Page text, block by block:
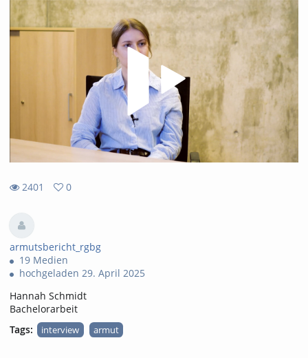
2401
views
0
favorites
armutsbericht_rgbg
19 Medien
hochgeladen 29. April 2025
Hannah Schmidt
Bachelorarbeit
Tags:
interview armut